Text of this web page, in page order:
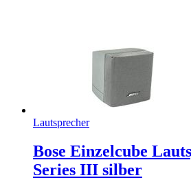
Lautsprecher
Bose Einzelcube
Series III silber